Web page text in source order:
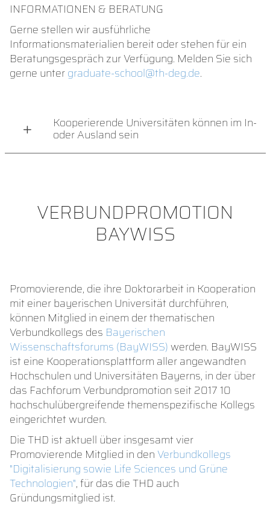
INFORMATIONEN & BERATUNG
Gerne stellen wir ausführliche
Informationsmaterialien bereit oder stehen für ein
Beratungsgespräch zur Verfügung. Melden Sie sich
gerne untergraduate-school@th-deg.de.
Kooperierende Universitäten können im In-
oder Ausland sein
VERBUNDPROMOTION
BAYWISS
Promovierende, die ihre Doktorarbeit in Kooperation
mit einer bayerischen Universität durchführen,
können Mitglied in einem der thematischen
Verbundkollegs des Bayerischen
Wissenschaftsforums (BayWISS)werden. BayWISS
ist eine Kooperationsplattform aller angewandten
Hochschulen und Universitäten Bayerns, in der über
das Fachforum Verbundpromotion seit 2017 10
hochschulübergreifende themenspezifische Kollegs
eingerichtet wurden.
Die THD ist aktuell über insgesamt vier
Promovierende Mitglied in denVerbundkollegs
"Digitalisierung sowie Life Sciences und Grüne
Technologien", für das die THD auch
Gründungsmitglied ist.